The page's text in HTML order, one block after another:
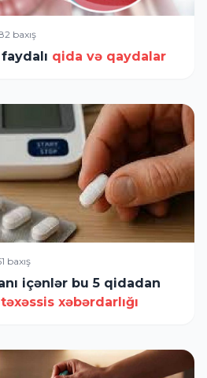
baxış
qida və qaydalar
baxış
içənlər bu 5 qidadan
xəbərdarlığı